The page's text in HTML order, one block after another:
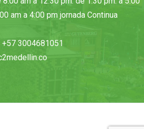
am a 4:00 pm jornada Continua
3004681051